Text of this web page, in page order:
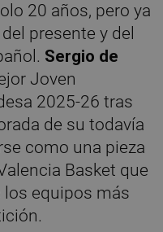
20 años, pero ya
presente y del
Sergio de
Joven
2025-26 tras
de su todavía
como una pieza
Basket que
los equipos más